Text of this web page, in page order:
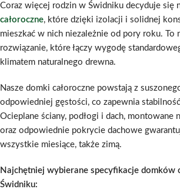
Coraz więcej rodzin w Świdniku decyduje się
całoroczne, które dzięki izolacji i solidnej
mieszkać w nich niezależnie od pory roku. To
rozwiązanie, które łączy wygodę
klimatem naturalnego drewna.
Nasze domki całoroczne powstają z
odpowiedniej gęstości, co zapewnia
Ocieplane ściany, podłogi i dach, montowane
oraz odpowiednie pokrycie dachowe
wszystkie miesiące, także zimą.
Najchętniej wybierane specyfikacje domków
Świdniku: